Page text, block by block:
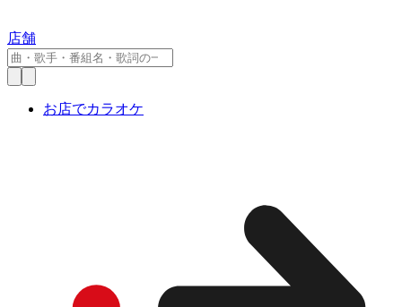
店舗
お店でカラオケ